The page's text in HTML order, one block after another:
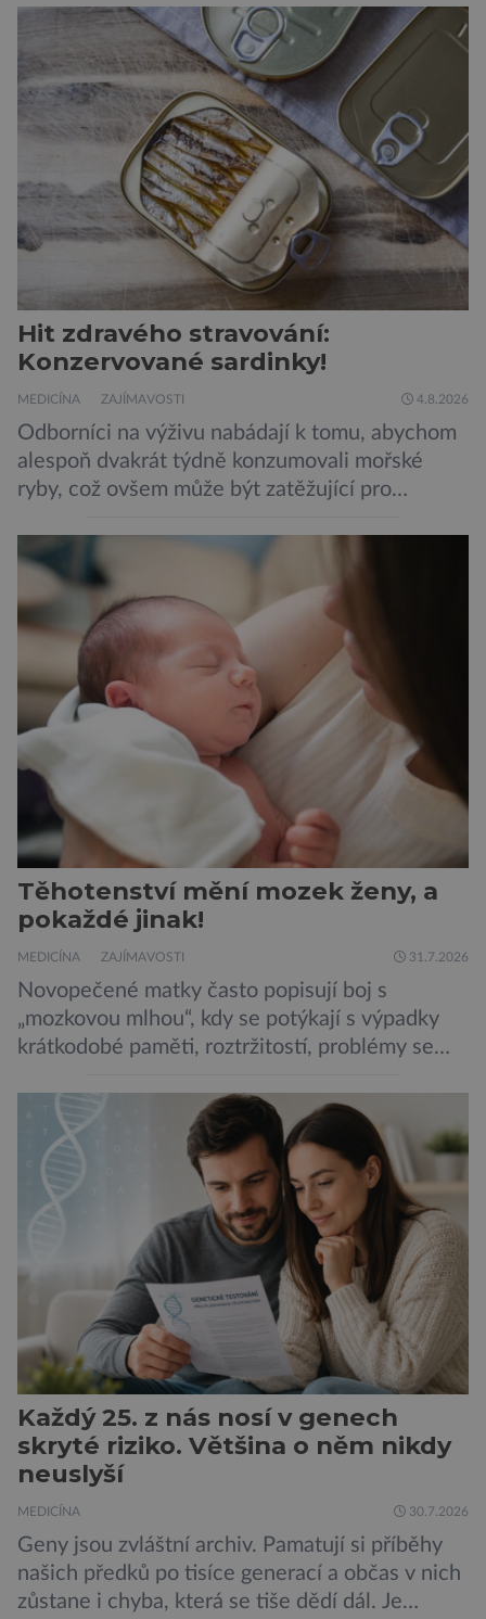
Hit zdravého stravování:
Konzervované sardinky!
MEDICÍNA ZAJÍMAVOSTI 4.8.2026
Odborníci na výživu nabádají k tomu, abychom
alespoň dvakrát týdně konzumovali mořské
ryby, což ovšem může být zatěžující pro
doporučení se nyní staly konzervované
sardinky, které si může dovolit opravdu každý
„Místo toho, aby poskytovaly izolované
mononutrienty, jsou rybí konzervy kompletní
potravinou,“ říká nutriční specialista Colin
Robertson a zdůrazňuje […]
Těhotenství mění mozek ženy, a
pokaždé jinak!
MEDICÍNA ZAJÍMAVOSTI 31.7.2026
Novopečené matky často popisují boj s
„mozkovou mlhou“, kdy se potýkají s výpadky
krátkodobé paměti, roztržitostí, problémy se
obtíže byly dlouhou dobu připisovány
nedostatku spánku a stresu při péči o
novorozence. Nyní se však ukazuje, že za tím
stojí změny v mozku vyvolané těhotenstvím!
Poporodní mozková mlha, v angličtině […]
Každý 25. z nás nosí v genech
skryté riziko. Většina o něm nikdy
neuslyší
MEDICÍNA 30.7.2026
Geny jsou zvláštní archiv. Pamatují si příběhy
našich předků po tisíce generací a občas v nich
zůstane i chyba, která se tiše dědí dál. Je